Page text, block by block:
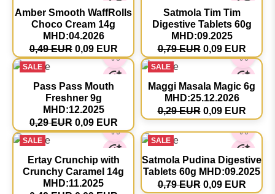
Amber Smooth WaffRolls
Choco Cream 14g
MHD:04.2026
0,49 EUR 0,09 EUR
Satmola Tim Tim
Digestive Tablets 60g
MHD:09.2025
0,79 EUR 0,09 EUR
SALE
Pass Pass Mouth
Freshner 9g
MHD:12.2025
0,29 EUR 0,09 EUR
SALE
Maggi Masala Magic 6g
MHD:25.12.2026
0,29 EUR 0,09 EUR
SALE
Ertay Crunchip with
Crunchy Caramel 14g
MHD:11.2025
SALE
Satmola Pudina Digestive
Tablets 60g MHD:09.2025
0,79 EUR 0,09 EUR